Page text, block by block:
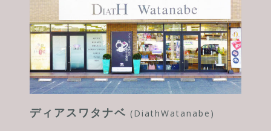
ディアスワタナベ (DiathWatanabe)